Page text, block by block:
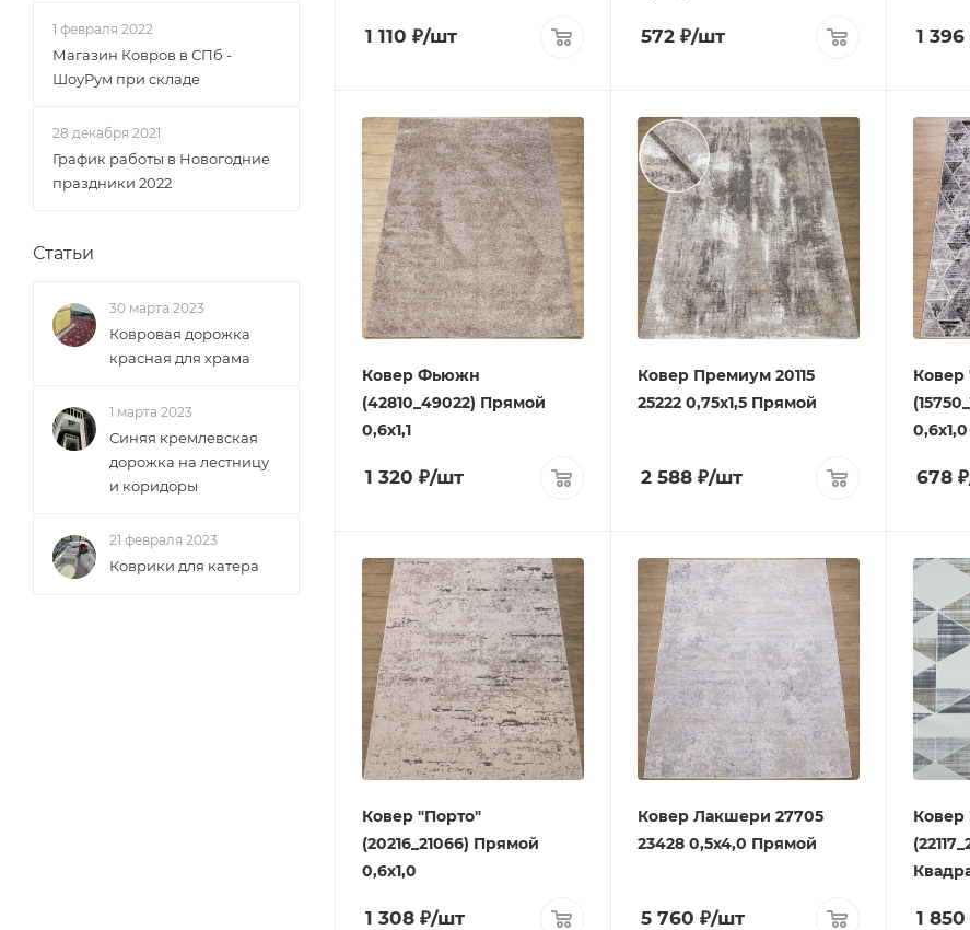
1 110 ₽/шт 572₽/шт 1 396
Ковер Фьюжн
(42810_49022) Прямой
0,6х1,1
1 320 ₽/шт
Ковер Премиум 20115
25222 0,75х1,5 Прямой
2 588₽/шт
Ковер
0,6х1,0
678₽
Ковер "Порто"
(20216_21066) Прямой
0,6х1,0
1 308 ₽/шт
Ковер Лакшери 27705
23428 0,5х4,0 Прямой
5 760 ₽/шт
Ковер
1 850
1 февраля 2022
Магазин Ковров в СПб -
ШоуРум при складе
28 декабря 2021
График работы в Новогодние
праздники 2022
Статьи
30 марта 2023
Ковровая дорожка
красная для храма
1 марта 2023
Синяя кремлевская
дорожка на лестницу
и коридоры
21 февраля 2023
Коврики для катера